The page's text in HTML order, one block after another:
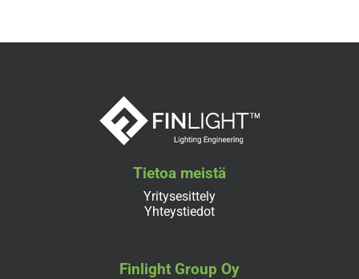
Tietoa meistä
Yritysesittely
Yhteystiedot
Finlight Group Oy